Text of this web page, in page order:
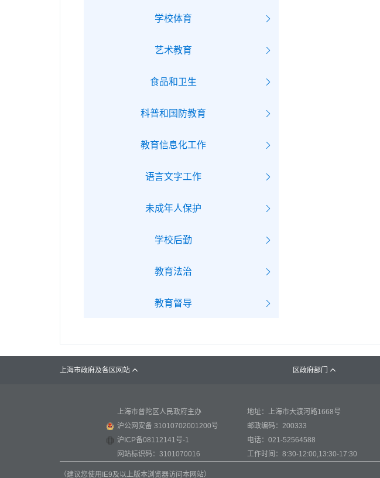
学校体育
艺术教育
食品和卫生
科普和国防教育
教育信息化工作
语言文字工作
未成年人保护
学校后勤
教育法治
教育督导
上海市政府及各区网站  区政府部门 
上海市普陀区人民政府主办
地址：上海市大渡河路1668号
沪公网安备 31010702001200号
邮政编码：200333
沪ICP备08112141号-1
电话：021-52564588
网站标识码：3101070016
工作时间：8:30-12:00,13:30-17:30
（建议您使用IE9及以上版本浏览器访问本网站）